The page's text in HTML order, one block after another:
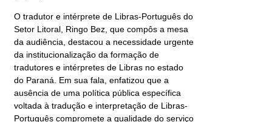
O tradutor e intérprete de Libras-Português do
Setor Litoral, Ringo Bez, que compôs a mesa
da audiência, destacou a necessidade urgente
da institucionalização da formação de
tradutores e intérpretes de Libras no estado
do Paraná. Em sua fala, enfatizou que a
ausência de uma política pública específica
voltada à tradução e interpretação de Libras-
Português compromete a qualidade do serviço